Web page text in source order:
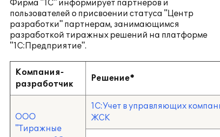
Фирма "1С" информирует партнеров и
пользователей о присвоении статуса "Центр
разработки" партнерам, занимающимся
разработкой тиражных решений на платформе
"1С:Предприятие".
Компания-
разработчик
Решение*
ООО
"Тиражные
1C:Учет в управляющих
ЖСК